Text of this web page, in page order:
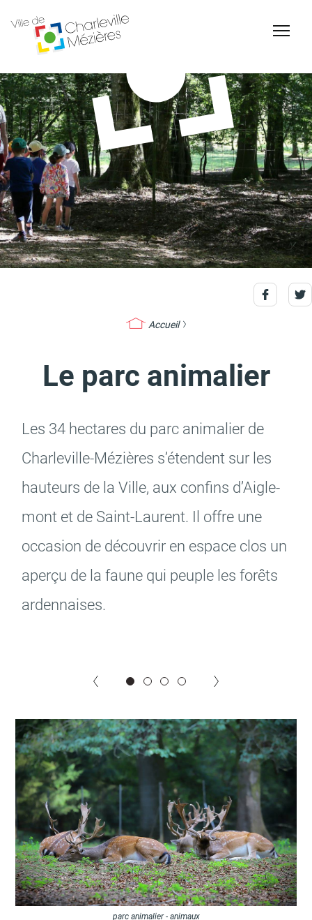
Billetterie Théâtre Espace Famille
Carte d'identité /
Passeports
Naissance et
reconnaissance d'un
Actes d'état civil Citoyenneté
Marchés publics
Signaler un problème sur
l'espace public
Budget participatif
Archives municipales en
lignes
Demande d'occupation
de l'espace public
ACCEO - Accessibilité
des guichets municipaux
pour sourds et
malentendants
Accueil
Le parc animalier
Les 34 hectares du parc anima­lier de
Char­le­ville-Mézières s’étendent sur les
hauteurs de la Ville, aux confins d’Ai­gle­
mont et de Saint-Laurent. Il offre une
occa­sion de décou­vrir en espace clos un
aperçu de la faune qui peuple les forêts
arden­naises.
parc animalier - animaux